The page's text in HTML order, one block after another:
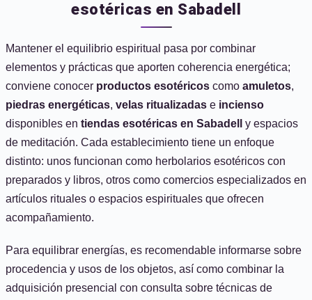
esotéricas en Sabadell
Mantener el equilibrio espiritual pasa por combinar
elementos y prácticas que aporten coherencia energética;
conviene conocer productos esotéricos como amuletos,
piedras energéticas, velas ritualizadas e incienso
disponibles en tiendas esotéricas en Sabadell
y espacios
de meditación. Cada establecimiento tiene un enfoque
distinto: unos funcionan como herbolarios esotéricos con
preparados y libros, otros como comercios especializados en
artículos rituales o espacios espirituales que ofrecen
acompañamiento.
Para equilibrar energías, es recomendable informarse sobre
procedencia y usos de los objetos, así como combinar la
adquisición presencial con consulta sobre técnicas de